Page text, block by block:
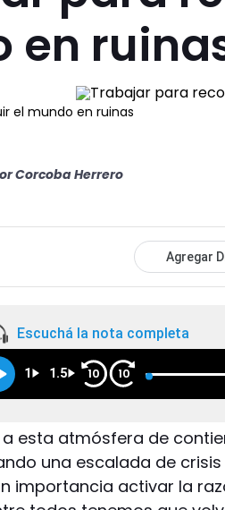
en
el mundo en ruinas
Corcoba Herrero
Agregar
Escuchá la nota completa
1 1.5 10 10
a esta atmósfera de
una escalada de
importancia activar la